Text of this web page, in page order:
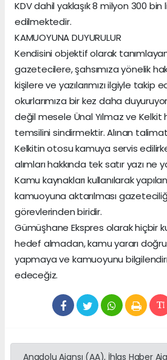
KDV dahil yaklaşık 8 milyon 300
edilmektedir.
KAMUOYUNA DUYURULUR
Kendisini objektif olarak
gazetecilere, şahsımıza yönelik
kişilere ve yazılarımızı ilgiyle takip
okurlarımıza bir kez daha
değil mesele Ünal Yılmaz ve Kelkit
temsilini sindirmektir. Alınan
Kelkitin otosu kamuya servis
alımları hakkında tek satır yazı ne
Kamu kaynakları kullanılarak
kamuoyuna aktarılması
görevlerinden biridir.
Gümüşhane Ekspres olarak hiçbir
hedef almadan, kamu yararı
yapmaya ve kamuoyunu
edeceğiz.
Anadolu Ajansı (AA), İhlas Haber